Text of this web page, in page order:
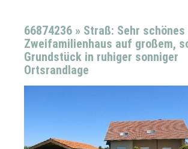
66874236 » Straß: Sehr schönes
Zweifamilienhaus auf großem,
Grundstück in ruhiger sonniger
Ortsrandlage